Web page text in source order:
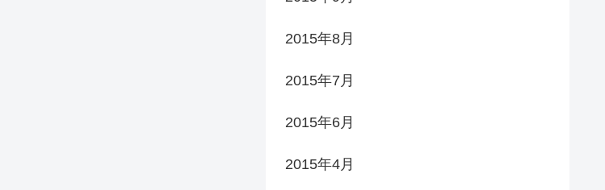
2015年8月
2015年7月
2015年6月
2015年4月